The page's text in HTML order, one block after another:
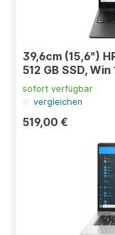
39,6cm (15,6")
512 GB SSD, Win
sofort verfügbar
vergleichen
519,00 €